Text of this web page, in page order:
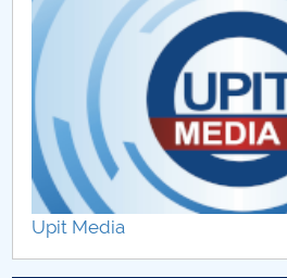
MENIU CANTINA
Evaluare finală
Sesiunea de comunicări
Componența dosarului de
Regimul studiilor și
Upit Media